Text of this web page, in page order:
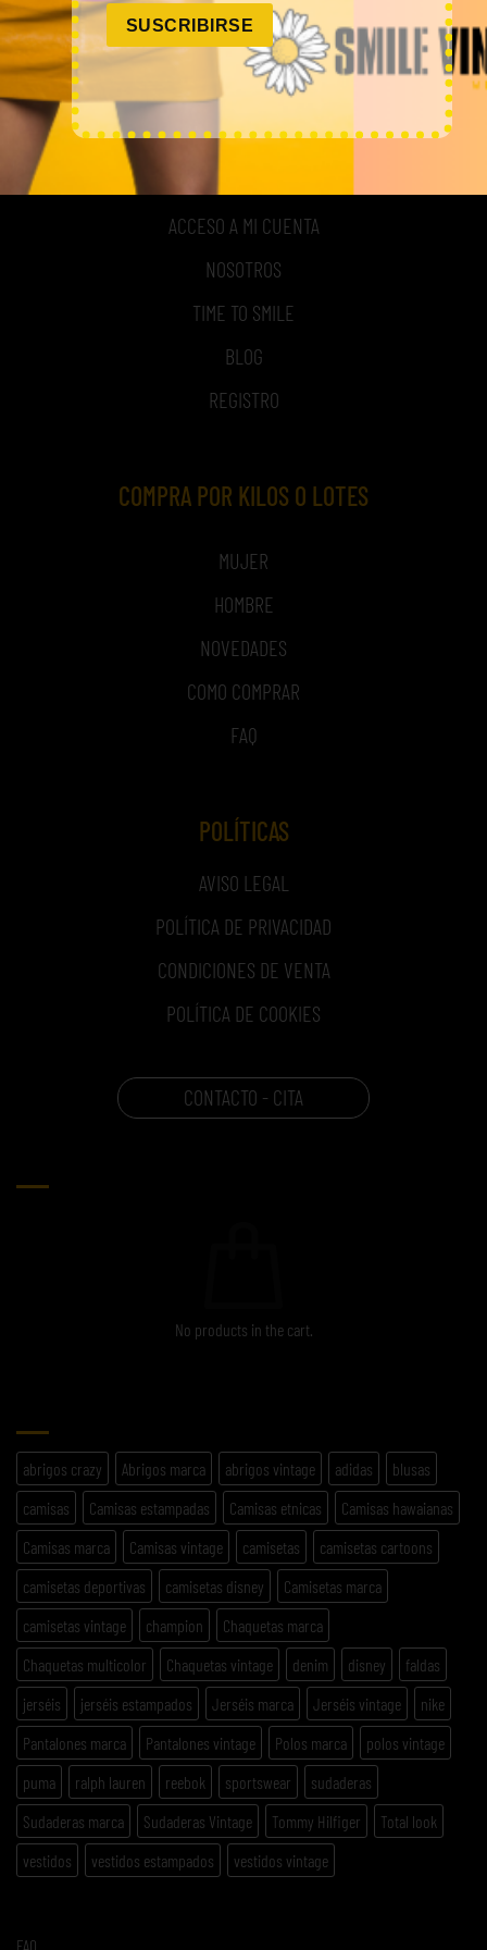
ACCESO A MI CUENTA
NOSOTROS
TIME TO SMILE
BLOG
REGISTRO
COMPRA POR KILOS O LOTES
MUJER
HOMBRE
NOVEDADES
COMO COMPRAR
FAQ
POLÍTICAS
AVISO LEGAL
POLÍTICA DE PRIVACIDAD
CONDICIONES DE VENTA
POLÍTICA DE COOKIES
CONTACTO - CITA
No products in the cart.
abrigos crazy Abrigos marca abrigos vintage adidas
blusas
camisas
Camisas estampadas Camisas etnicas
Camisas hawaianas
Camisas marca
Camisas vintage camisetas
camisetas cartoons
camisetas deportivas
camisetas disney
Camisetas marca
camisetas vintage
champion
Chaquetas marca
Chaquetas multicolor
Chaquetas vintage denim disney
faldas
jerséis
jerséis estampados Jerséis marca Jerséis vintage
nike
Pantalones marca
Pantalones vintage Polos marca
polos vintage
puma
ralph lauren reebok sportswear
sudaderas
Sudaderas marca
Sudaderas Vintage Tommy Hilfiger
Total look
vestidos
vestidos estampados vestidos vintage
FAQ
SUSCRIBIRSE